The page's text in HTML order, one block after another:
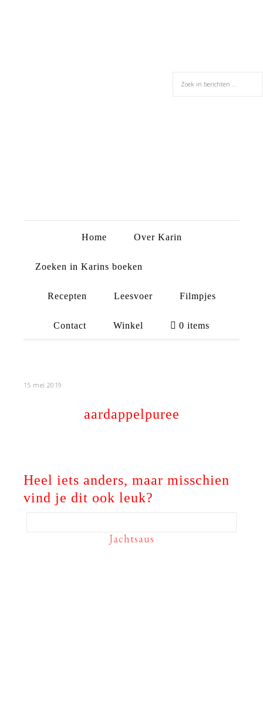
Home Over Karin
Zoeken in Karins boeken
Recepten Leesvoer Filmpjes
Contact Winkel 0 items
15 mei 2019
aardappelpuree
Heel iets anders, maar misschien
vind je dit ook leuk?
Jachtsaus